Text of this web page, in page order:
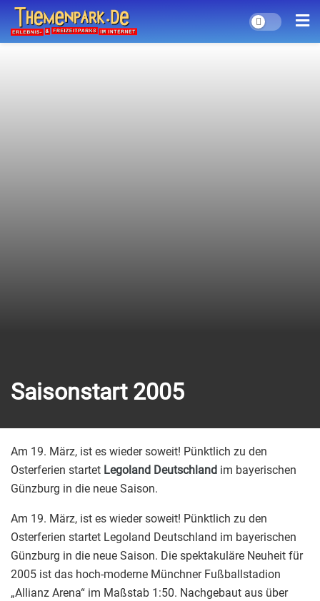
Saisonstart 2005
Am 19. März, ist es wieder soweit! Pünktlich zu den
Osterferien startet Legoland Deutschland im bayerischen
Günzburg in die neue Saison.
Am 19. März, ist es wieder soweit! Pünktlich zu den
Osterferien startet Legoland Deutschland im bayerischen
Günzburg in die neue Saison. Die spektakuläre Neuheit für
2005 ist das hoch-moderne Münchner Fußballstadion
„Allianz Arena“ im Maßstab 1:50. Nachgebaut aus über